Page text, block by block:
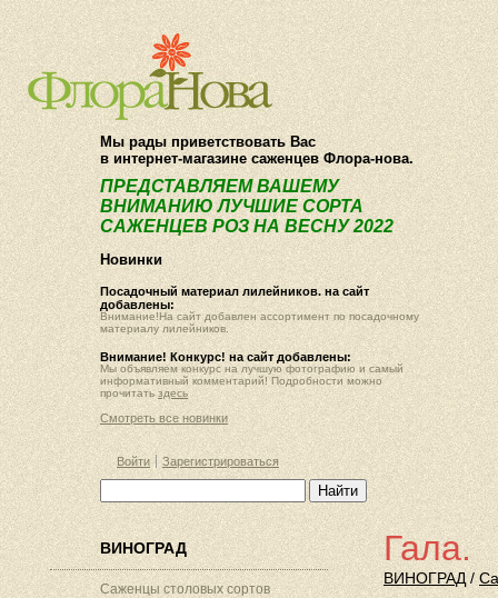
О компании Как купить
Мы рады приветствовать Вас
в интернет-магазине саженцев Флора-нова.
ПРЕДСТАВЛЯЕМ ВАШЕМУ
ВНИМАНИЮ ЛУЧШИЕ СОРТА
САЖЕНЦЕВ РОЗ НА ВЕСНУ 2022
Новинки
Посадочный материал лилейников. на сайт
добавлены:
Внимание!На сайт добавлен ассортимент по посадочному
материалу лилейников.
Внимание! Конкурс! на сайт добавлены:
Мы объявляем конкурс на лучшую фотографию и самый
информативный комментарий! Подробности можно
прочитать здесь
Смотреть все новинки
Войти Зарегистрироваться
ВИНОГРАД
Саженцы столовых сортов
Гала.
ВИНОГРАД/